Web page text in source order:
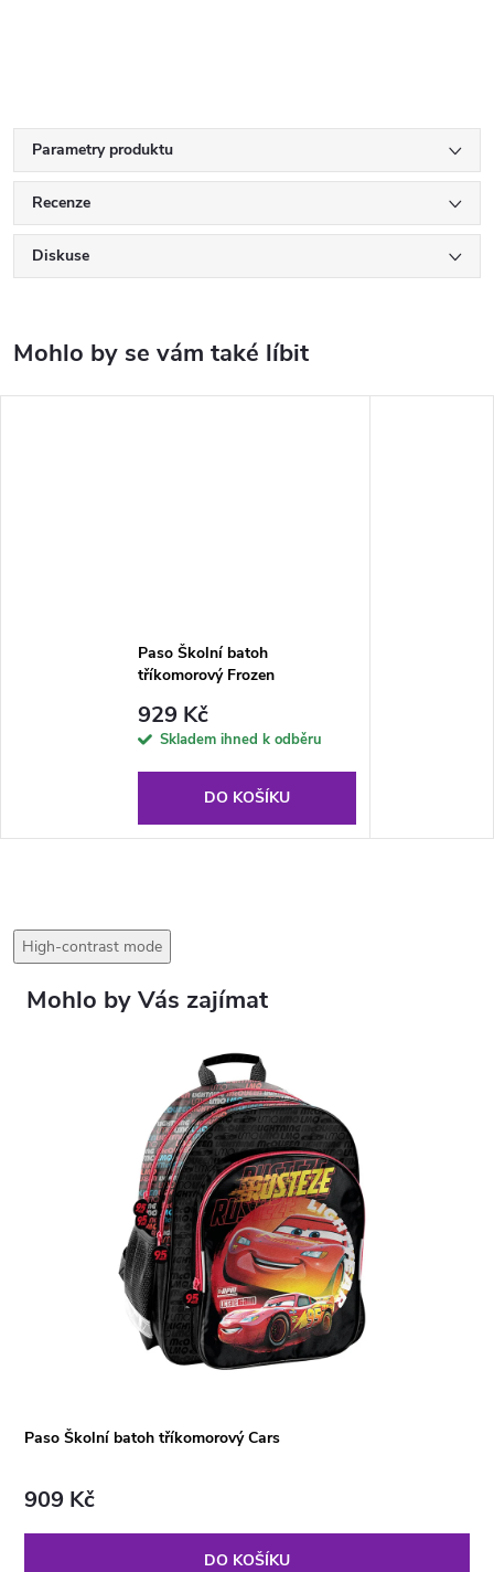
Parametry produktu
Recenze
Diskuse
Paso Školní batoh
tříkomorový Frozen
929 Kč
Skladem ihned k odběru
DO KOŠÍKU
High-contrast mode
Paso Školní batoh tříkomorový Cars
909 Kč
DO KOŠÍKU